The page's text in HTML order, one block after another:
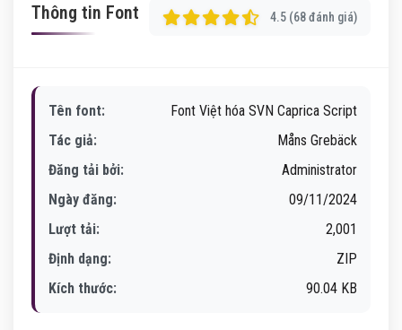
Thông tin Font 4.5 (68 đánh giá)
Tên font:
Font Việt hóa SVN Caprica Script
Tác giả:
Måns Grebäck
Đăng tải bởi:
Administrator
Ngày đăng:
09/11/2024
Lượt tải:
2,001
Định dạng:
ZIP
Kích thước:
90.04 KB